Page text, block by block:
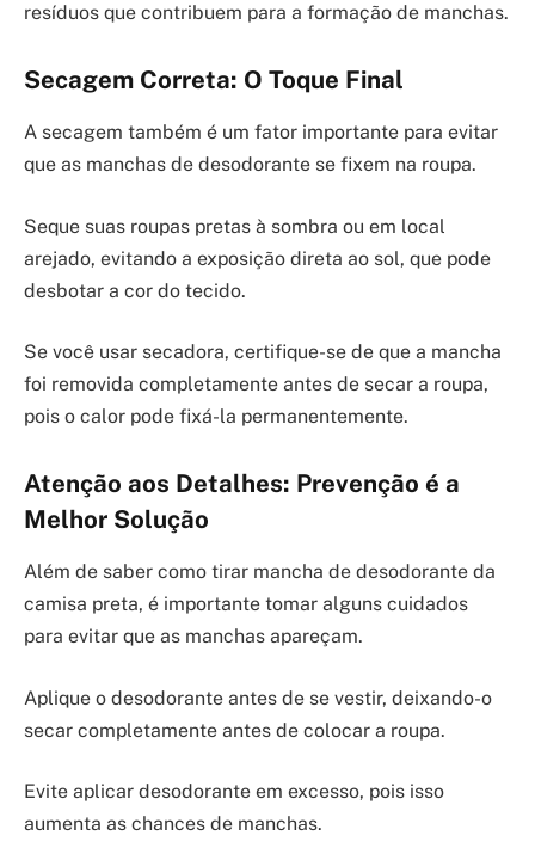
resíduos que contribuem para a formação de manchas.
Secagem Correta: O Toque Final
A secagem também é um fator importante para evitar
que as manchas de desodorante se fixem na roupa.
Seque suas roupas pretas à sombra ou em local
arejado, evitando a exposição direta ao sol, que pode
desbotar a cor do tecido.
Se você usar secadora, certifique-se de que a mancha
foi removida completamente antes de secar a roupa,
pois o calor pode fixá-la permanentemente.
Atenção aos Detalhes: Prevenção é a
Melhor Solução
Além de saber como tirar mancha de desodorante da
camisa preta, é importante tomar alguns cuidados
para evitar que as manchas apareçam.
Aplique o desodorante antes de se vestir, deixando-o
secar completamente antes de colocar a roupa.
Evite aplicar desodorante em excesso, pois isso
aumenta as chances de manchas.